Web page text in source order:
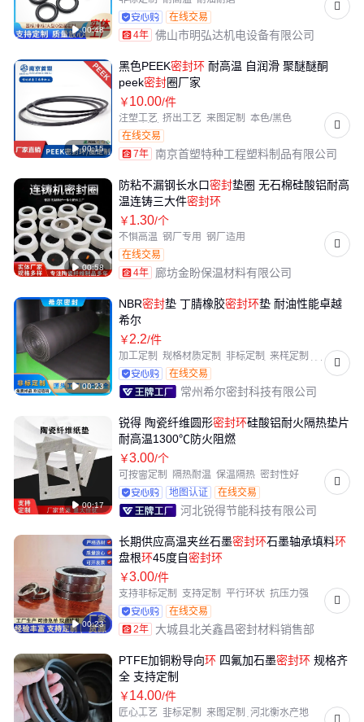
 00:48
在线交易
4年 佛山市明弘达机电设备有限公司
 00:15
黑色PEEK密封环 耐高温 自润滑 聚醚醚酮
peek密封圈厂家
￥10.00/件
注塑工艺 挤出工艺 来图定制
本色/黑色
peek材料
在线交易
7年
南京首塑特种工程塑料制品有限公司
 00:58
防粘不漏钢长水口密封垫圈 无石棉硅酸铝耐高
温连铸三大件密封环
￥1.30/个
不惧高温 钢厂专用 钢厂适用
在线交易
4年
廊坊金盼保温材料有限公司
 00:23
NBR密封垫 丁腈橡胶密封环垫 耐油性能卓越
希尔
￥2.2/件
加工定制 规格材质定制 非标定制
来样定制
来图定制
耐候耐热 抗老化
在线交易
常州希尔密封科技有限公司
 00:17
锐得 陶瓷纤维圆形密封环硅酸铝耐火隔热垫片
耐高温1300℃防火阻燃
￥3.00/个
可按需定制 隔热耐温 保温隔热 密封性好
质地柔韧
地图认证 在线交易
河北锐得节能科技有限公司
 00:23
长期供应高温夹丝石墨密封环石墨轴承填料环
盘根环45度自密封环
￥3.00/件
支持非标定制 支持定制 平行环状 抗压力强
冶金应用
化工应用
在线交易
2年
大城县北关鑫昌密封材料销售部
PTFE加铜粉导向环 四氟加石墨密封环 规格齐
全 支持定制
￥14.00/件
匠心工艺 非标定制 来图定制
河北衡水产地